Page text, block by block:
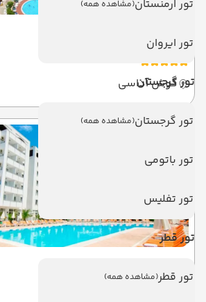
تور ارمنستان(مشاهده همه)
تور ایروان
تور گرجستان
تور گرجستان(مشاهده همه)
تور باتومی
تور تفلیس
تور قطر
تور قطر(مشاهده همه)
آکوا فانتاسی آکوا پارک
کوش آداسی
سیتی هیل هتل